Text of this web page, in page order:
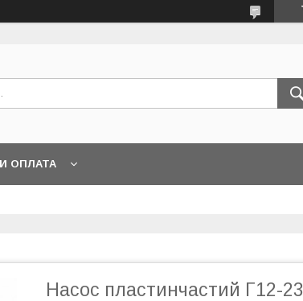
ОПЛАТА
Насос пластинчастий Г12-23